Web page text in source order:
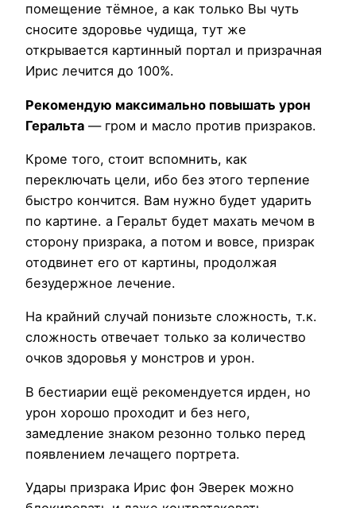
помещение тёмное, а как только Вы чуть
сносите здоровье чудища, тут же
открывается картинный портал и призрачная
Ирис лечится до 100%.
Рекомендую максимально повышать урон
Геральта — гром и масло против призраков.
Кроме того, стоит вспомнить, как
переключать цели, ибо без этого терпение
быстро кончится. Вам нужно будет ударить
по картине. а Геральт будет махать мечом в
сторону призрака, а потом и вовсе, призрак
отодвинет его от картины, продолжая
безудержное лечение.
На крайний случай понизьте сложность, т.к.
сложность отвечает только за количество
очков здоровья у монстров и урон.
В бестиарии ещё рекомендуется ирден, но
урон хорошо проходит и без него,
замедление знаком резонно только перед
появлением лечащего портрета.
Удары призрака Ирис фон Эверек можно